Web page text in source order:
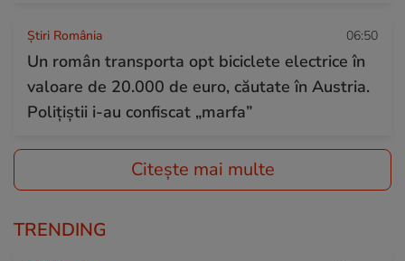
Știri România 06:50
Un român transporta opt biciclete electrice în
valoare de 20.000 de euro, căutate în Austria.
Polițiștii i-au confiscat „marfa”
Citește mai multe
TRENDING